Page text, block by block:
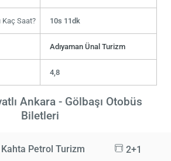
Kaç Saat? 10s 11dk
Adıyaman Ünal Turizm
4,8
Ankara - Gölbaşı Otobüs
Biletleri
Kahta Petrol Turizm 2+1